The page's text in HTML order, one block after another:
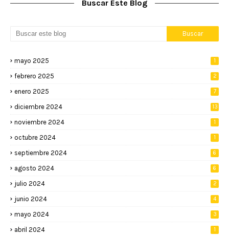
Buscar Este Blog
mayo 2025 1
febrero 2025 2
enero 2025 7
diciembre 2024 13
noviembre 2024 1
octubre 2024 1
septiembre 2024 6
agosto 2024 6
julio 2024 2
junio 2024 4
mayo 2024 3
abril 2024 1